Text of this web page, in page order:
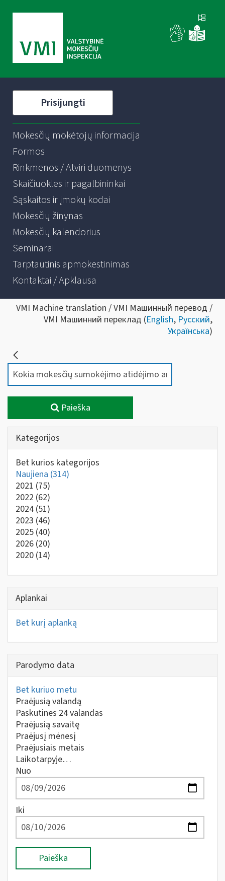
Prisijungti
Mokesčių mokėtojų informacija
Formos
Rinkmenos / Atviri duomenys
Skaičiuoklės ir pagalbininkai
Sąskaitos ir įmokų kodai
Mokesčių žinynas
Mokesčių kalendorius
Seminarai
Tarptautinis apmokestinimas
Kontaktai / Apklausa
VMI Machine translation / VMI Машинный перевод /
VMI Машинний переклад (English, Русский,
Українська)
Paieška
Kategorijos
Bet kurios kategorijos
Naujiena (314)
2021 (75)
2022 (62)
2024 (51)
2023 (46)
2025 (40)
2026 (20)
2020 (14)
Aplankai
Bet kurį aplanką
Parodymo data
Bet kuriuo metu
Praėjusią valandą
Paskutines 24 valandas
Praėjusią savaitę
Praėjusį mėnesį
Praėjusiais metais
Laikotarpyje…
Nuo
Iki
Paieška